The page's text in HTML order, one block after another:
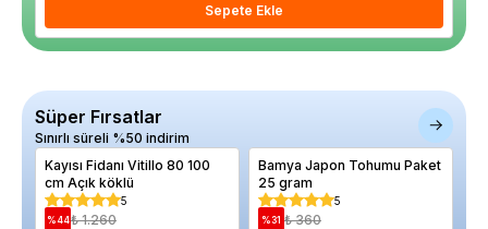
Sepete Ekle
Süper Fırsatlar
Sınırlı süreli %50 indirim
Kayısı Fidanı Vitillo 80 100
cm Açık köklü
5
%44₺ 1.260
Bamya Japon Tohumu Paket
25 gram
5
%31 ₺ 360